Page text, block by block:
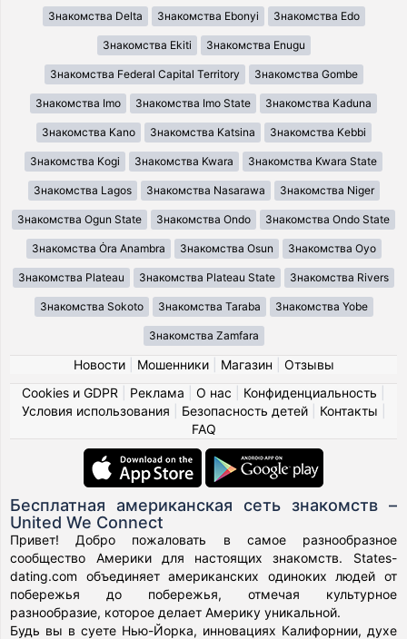
Знакомства Delta Знакомства Ebonyi Знакомства Edo
Знакомства Ekiti Знакомства Enugu
Знакомства Federal Capital Territory Знакомства Gombe
Знакомства Imo Знакомства Imo State Знакомства Kaduna
Знакомства Kano Знакомства Katsina Знакомства Kebbi
Знакомства Kogi Знакомства Kwara Знакомства Kwara State
Знакомства Lagos Знакомства Nasarawa Знакомства Niger
Знакомства Ogun State Знакомства Ondo Знакомства Ondo State
Знакомства Ȯra Anambra Знакомства Osun Знакомства Oyo
Знакомства Plateau Знакомства Plateau State Знакомства Rivers
Знакомства Sokoto Знакомства Taraba Знакомства Yobe
Знакомства Zamfara
Новости| Мошенники| Магазин
Отзывы
Cookies и GDPR
Реклама О нас Конфиденциальность
Условия использования
Безопасность детей| Контакты
FAQ
Бесплатная американская сеть знакомств –
United We Connect
Привет! Добро пожаловать в самое разнообразное
сообщество Америки для настоящих знакомств. States-
dating.com объединяет американских одиноких людей от
побережья до побережья, отмечая культурное
разнообразие, которое делает Америку уникальной.
Будь вы в суете Нью-Йорка, инновациях Калифорнии, духе